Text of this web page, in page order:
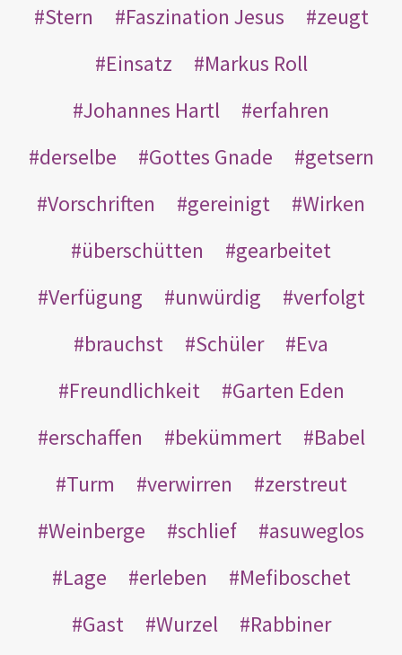
Stern
Faszination Jesus
zeugt
Einsatz
Markus Roll
Johannes Hartl
erfahren
derselbe
Gottes Gnade
getsern
Vorschriften
gereinigt
Wirken
überschütten
gearbeitet
Verfügung
unwürdig
verfolgt
brauchst
Schüler
Eva
Freundlichkeit
Garten Eden
erschaffen
bekümmert
Babel
Turm
verwirren
zerstreut
Weinberge
schlief
asuweglos
Lage
erleben
Mefiboschet
Gast
Wurzel
Rabbiner